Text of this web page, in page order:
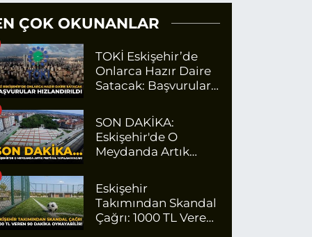
ÇOK OKUNANLAR
TOKİ Eskişehir’de
Onlarca Hazır Daire
Satacak: Başvurular
SON DAKİKA:
Eskişehir'de O
Meydanda Artık
Yapılamayacak
Eskişehir
Takımından Skandal
Çağrı: 1000 TL Veren